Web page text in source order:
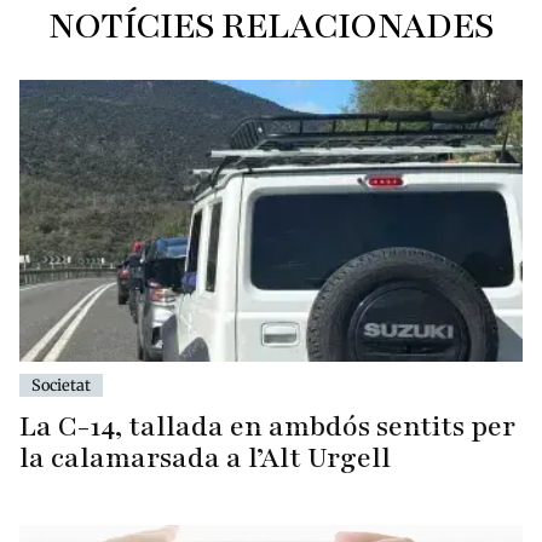
NOTÍCIES RELACIONADES
Societat
La C-14, tallada en ambdós sentits per
la calamarsada a l’Alt Urgell